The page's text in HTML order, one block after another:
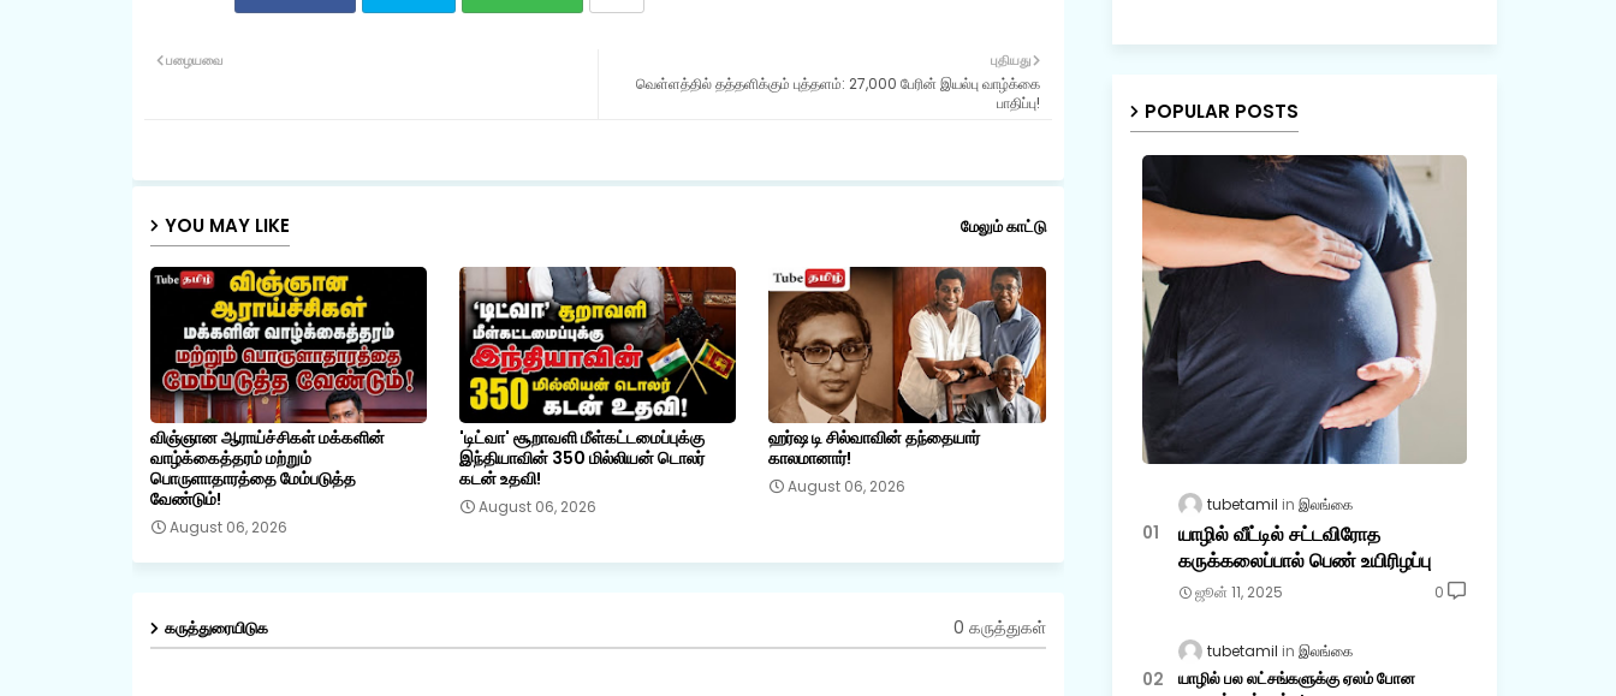
புதியது
வெள்ளத்தில் தத்தளிக்கும் புத்தளம்: 27,000 பேரின் இயல்பு வாழ்க்கை
பாதிப்பு!
பழையவை
YOU MAY LIKE மேலும் காட்டு
விஞ்ஞான ஆராய்ச்சிகள் மக்களின்
வாழ்க்கைத்தரம் மற்றும்
பொருளாதாரத்தை மேம்படுத்த
வேண்டும்!
August 06, 2026
'டிட்வா' சூறாவளி மீள்கட்டமைப்புக்கு
இந்தியாவின் 350 மில்லியன் டொலர்
கடன் உதவி!
August 06, 2026
ஹர்ஷ டி சில்வாவின் தந்தையார்
காலமானார்!
August 06, 2026
கருத்துரையிடுக 0 கருத்துகள்
POPULAR POSTS
tubetamil இலங்கை
யாழில் வீட்டில் சட்டவிரோத
கருக்கலைப்பால் பெண் உயிரிழப்பு
ஜூன் 11, 2025 0
tubetamil இலங்கை
யாழில் பல லட்சங்களுக்கு ஏலம் போன